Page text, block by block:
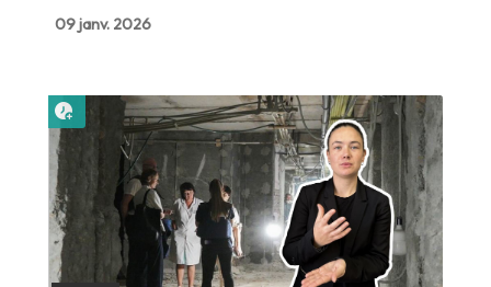
09 janv. 2026
Lire plus tard